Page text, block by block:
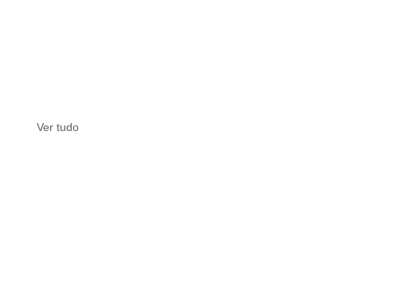
Ver tudo